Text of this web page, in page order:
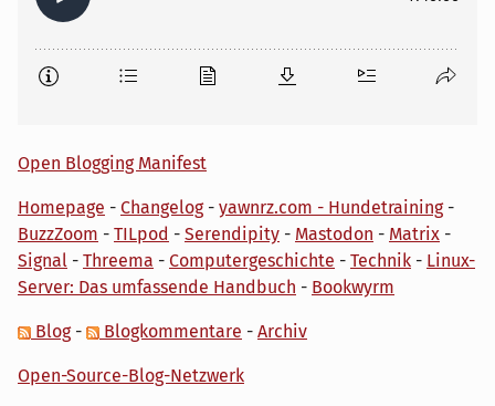
Open Blogging Manifest
Homepage - Changelog- yawnrz.com - Hundetraining-
BuzzZoom - TILpod - Serendipity - Mastodon - Matrix -
Signal - Threema - Computergeschichte - Technik - Linux-
Server: Das umfassende Handbuch - Bookwyrm
Blog- Blogkommentare - Archiv
Open-Source-Blog-Netzwerk